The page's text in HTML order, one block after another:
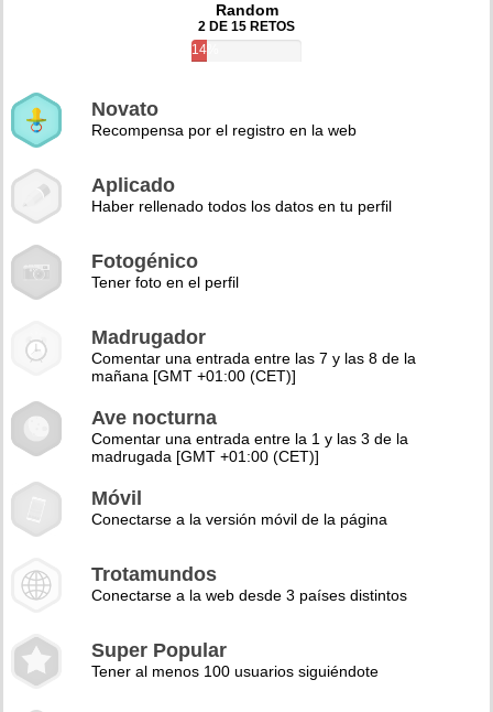
Random
2 DE 15 RETOS
14%
Novato
Recompensa por el registro en la web
Aplicado
Haber rellenado todos los datos en tu perfil
Fotogénico
Tener foto en el perfil
Madrugador
Comentar una entrada entre las 7 y las 8 de la
mañana [GMT +01:00 (CET)]
Ave nocturna
Comentar una entrada entre la 1 y las 3 de la
madrugada [GMT +01:00 (CET)]
Móvil
Conectarse a la versión móvil de la página
Trotamundos
Conectarse a la web desde 3 países distintos
Super Popular
Tener al menos 100 usuarios siguiéndote